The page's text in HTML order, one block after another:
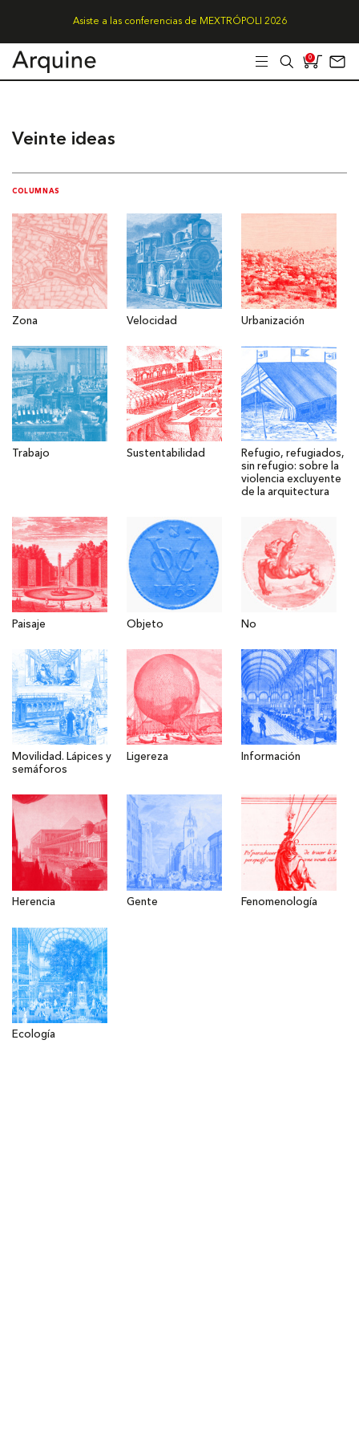
Asiste a las conferencias de MEXTRÓPOLI 2026
0
Veinte ideas
COLUMNAS
Zona Velocidad Urbanización
Trabajo Sustentabilidad
Refugio, refugiados,
sin refugio: sobre la
violencia excluyente
de la arquitectura
Paisaje Objeto No
Movilidad. Lápices y
semáforos
Ligereza Información
Herencia Gente Fenomenología
Ecología